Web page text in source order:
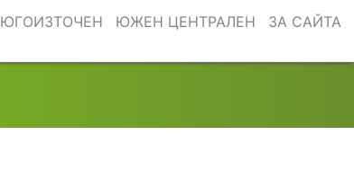
ЮГОИЗТОЧЕН ЮЖЕН ЦЕНТРАЛЕН ЗА САЙТА